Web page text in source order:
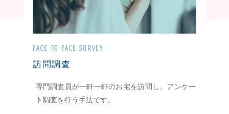
FACE TO FACE SURVEY
訪問調査
専門調査員が一軒一軒のお宅を訪問し、アンケー
ト調査を行う手法です。